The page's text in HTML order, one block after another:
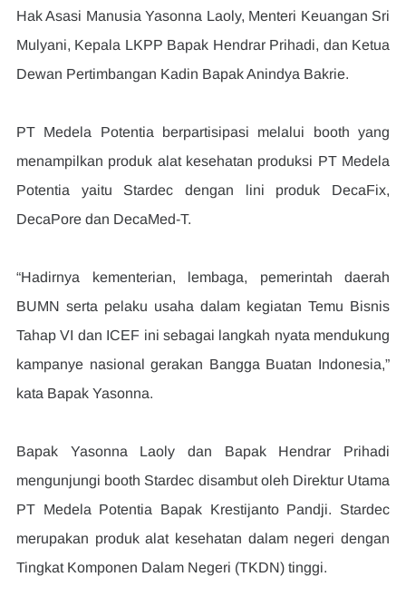
Hak Asasi Manusia Yasonna Laoly, Menteri Keuangan Sri
Mulyani, Kepala LKPP Bapak Hendrar Prihadi, dan Ketua
Dewan Pertimbangan Kadin Bapak Anindya Bakrie.
PT Medela Potentia berpartisipasi melalui booth yang
menampilkan produk alat kesehatan produksi PT Medela
Potentia yaitu Stardec dengan lini produk DecaFix,
DecaPore dan DecaMed-T.
“Hadirnya kementerian, lembaga, pemerintah daerah
BUMN serta pelaku usaha dalam kegiatan Temu Bisnis
Tahap VI dan ICEF ini sebagai langkah nyata mendukung
kampanye nasional gerakan Bangga Buatan Indonesia,”
kata Bapak Yasonna.
Bapak Yasonna Laoly dan Bapak Hendrar Prihadi
mengunjungi booth Stardec disambut oleh Direktur Utama
PT Medela Potentia Bapak Krestijanto Pandji. Stardec
merupakan produk alat kesehatan dalam negeri dengan
Tingkat Komponen Dalam Negeri (TKDN) tinggi.